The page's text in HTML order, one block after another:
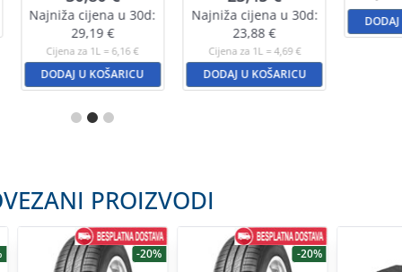
Najniža cijena u 30d:
29,19€
Cijena za 1L = 6,16 €
DODAJ U KOŠARICU
Najniža cijena u 30d:
23,88€
Cijena za 1L = 4,69 €
DODAJ U KOŠARICU
PROIZVODI
-20% -20%